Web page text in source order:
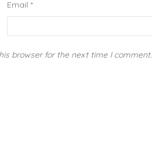
Email *
browser for the next time I comment.